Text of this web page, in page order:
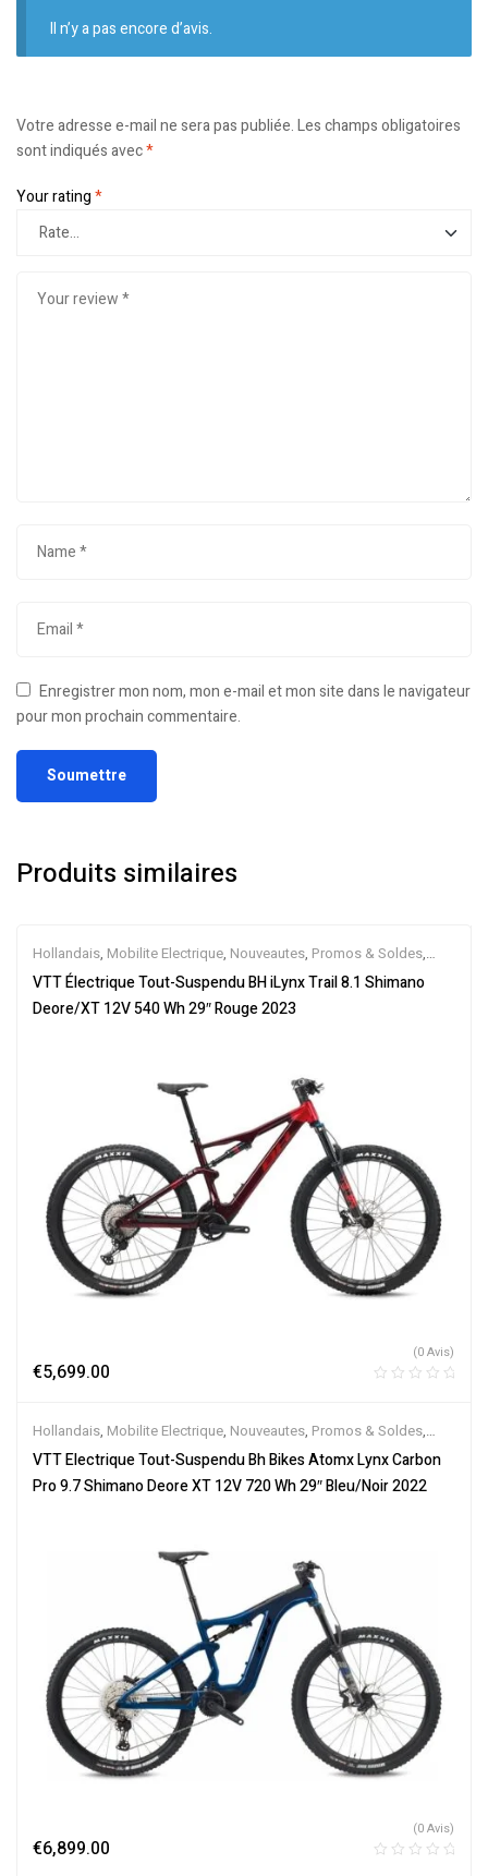
Il n’y a pas encore d’avis.
Votre adresse e-mail ne sera pas publiée.Les champs obligatoires
sont indiqués avec*
Your rating*
Enregistrer mon nom, mon e-mail et mon site dans le navigateur
pour mon prochain commentaire.
Produits similaires
Hollandais, Mobilite Electrique, Nouveautes, Promos & Soldes,
Tout-Suspendus,Vélo électrique ville,Velos Electriques,VTT
Électriques
VTT Électrique Tout-Suspendu BH iLynx Trail 8.1 Shimano
Deore/XT 12V 540 Wh 29″ Rouge 2023
€5,699.00
(0 Avis)
Hollandais, Mobilite Electrique, Nouveautes, Promos & Soldes,
Tout-Suspendus,Vélo électrique ville,Velos Electriques,VTT
Électriques
VTT Electrique Tout-Suspendu Bh Bikes Atomx Lynx Carbon
Pro 9.7 Shimano Deore XT 12V 720 Wh 29″ Bleu/Noir 2022
€6,899.00
(0 Avis)